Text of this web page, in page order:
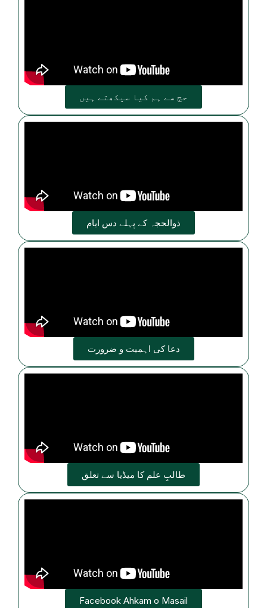
حج سے ہم کیا سیکھتے ہیں
ذوالحجہ کے پہلے دس ایام
دعا کی اہمیت و ضرورت
طالبِ علم کا میڈیا سے تعلق
Facebook Ahkam o Masail